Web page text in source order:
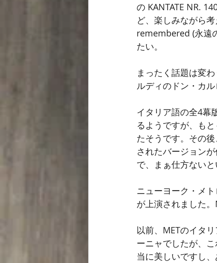
の KANTATE NR.
ど、楽しみながら
remembered (永遠
たい。
まったく話題は変
ルディのドン・カ
イタリア語の全4幕
るようですが、も
たそうです。その
されたバージョン
で、まぁ仕方ない
ニューヨーク・メ
が上演されました
以前、METのイタ
ーニャでしたが、
当に美しいですし